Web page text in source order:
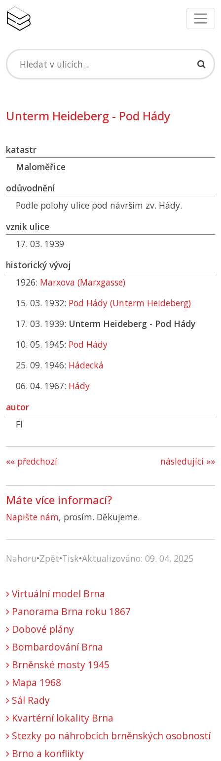
Unterm Heideberg - Pod Hády
katastr
Maloměřice
odůvodnění
Podle polohy ulice pod návrším zv. Hády.
vznik ulice
17. 03. 1939
historický vývoj
1926: Marxova (Marxgasse)
15. 03. 1932: Pod Hády (Unterm Heideberg)
17. 03. 1939: Unterm Heideberg - Pod Hády
10. 05. 1945: Pod Hády
25. 09. 1946: Hádecká
06. 04. 1967: Hády
autor
Fl
«« předchozí následující »»
Máte více informací?
Napište nám, prosím. Děkujeme.
Nahoru•Zpět•Tisk•Aktualizováno: 09. 04. 2025
Virtuální model Brna
Panorama Brna roku 1867
Dobové plány
Bombardování Brna
Brněnské mosty 1945
Mapa 1968
Sál Rady
Kvartérní lokality Brna
Stezky po náhrobcích brněnských osobností
Brno a konflikty